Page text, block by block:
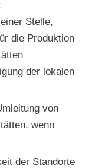
Stelle,
die Produktion
der lokalen
von
wenn
der Standorte